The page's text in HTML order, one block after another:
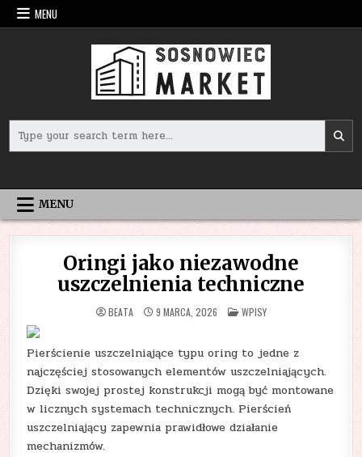
Skip
to
MENU
for:
MENU
Oringi jako niezawodne
uszczelnienia techniczne
BEATA 9 MARCA, 2026 POSTED
IN
WPISY
Pierścienie uszczelniające typu oring to jedne z
najczęściej stosowanych elementów uszczelniających.
Dzięki swojej prostej konstrukcji mogą być montowane
w licznych systemach technicznych. Pierścień
uszczelniający zapewnia prawidłowe działanie
mechanizmów.